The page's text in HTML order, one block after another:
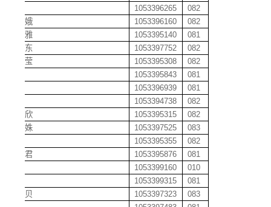
1053396265
082
程小娥
1053396160
082
程肖雅
1053395140
081
程行东
1053397752
082
程雪莹
1053395308
082
1053395843
081
1053396939
081
1053394738
082
程怡欣
1053395315
082
池婧姝
1053397525
083
1053395355
082
迟晓君
1053395876
081
1053399160
010
1053399315
081
崔贝贝
1053397323
083